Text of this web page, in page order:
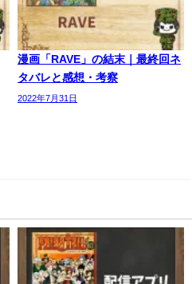
漫画「RAVE」の結末｜最終回ネ
タバレと感想・考察
2022年7月31日